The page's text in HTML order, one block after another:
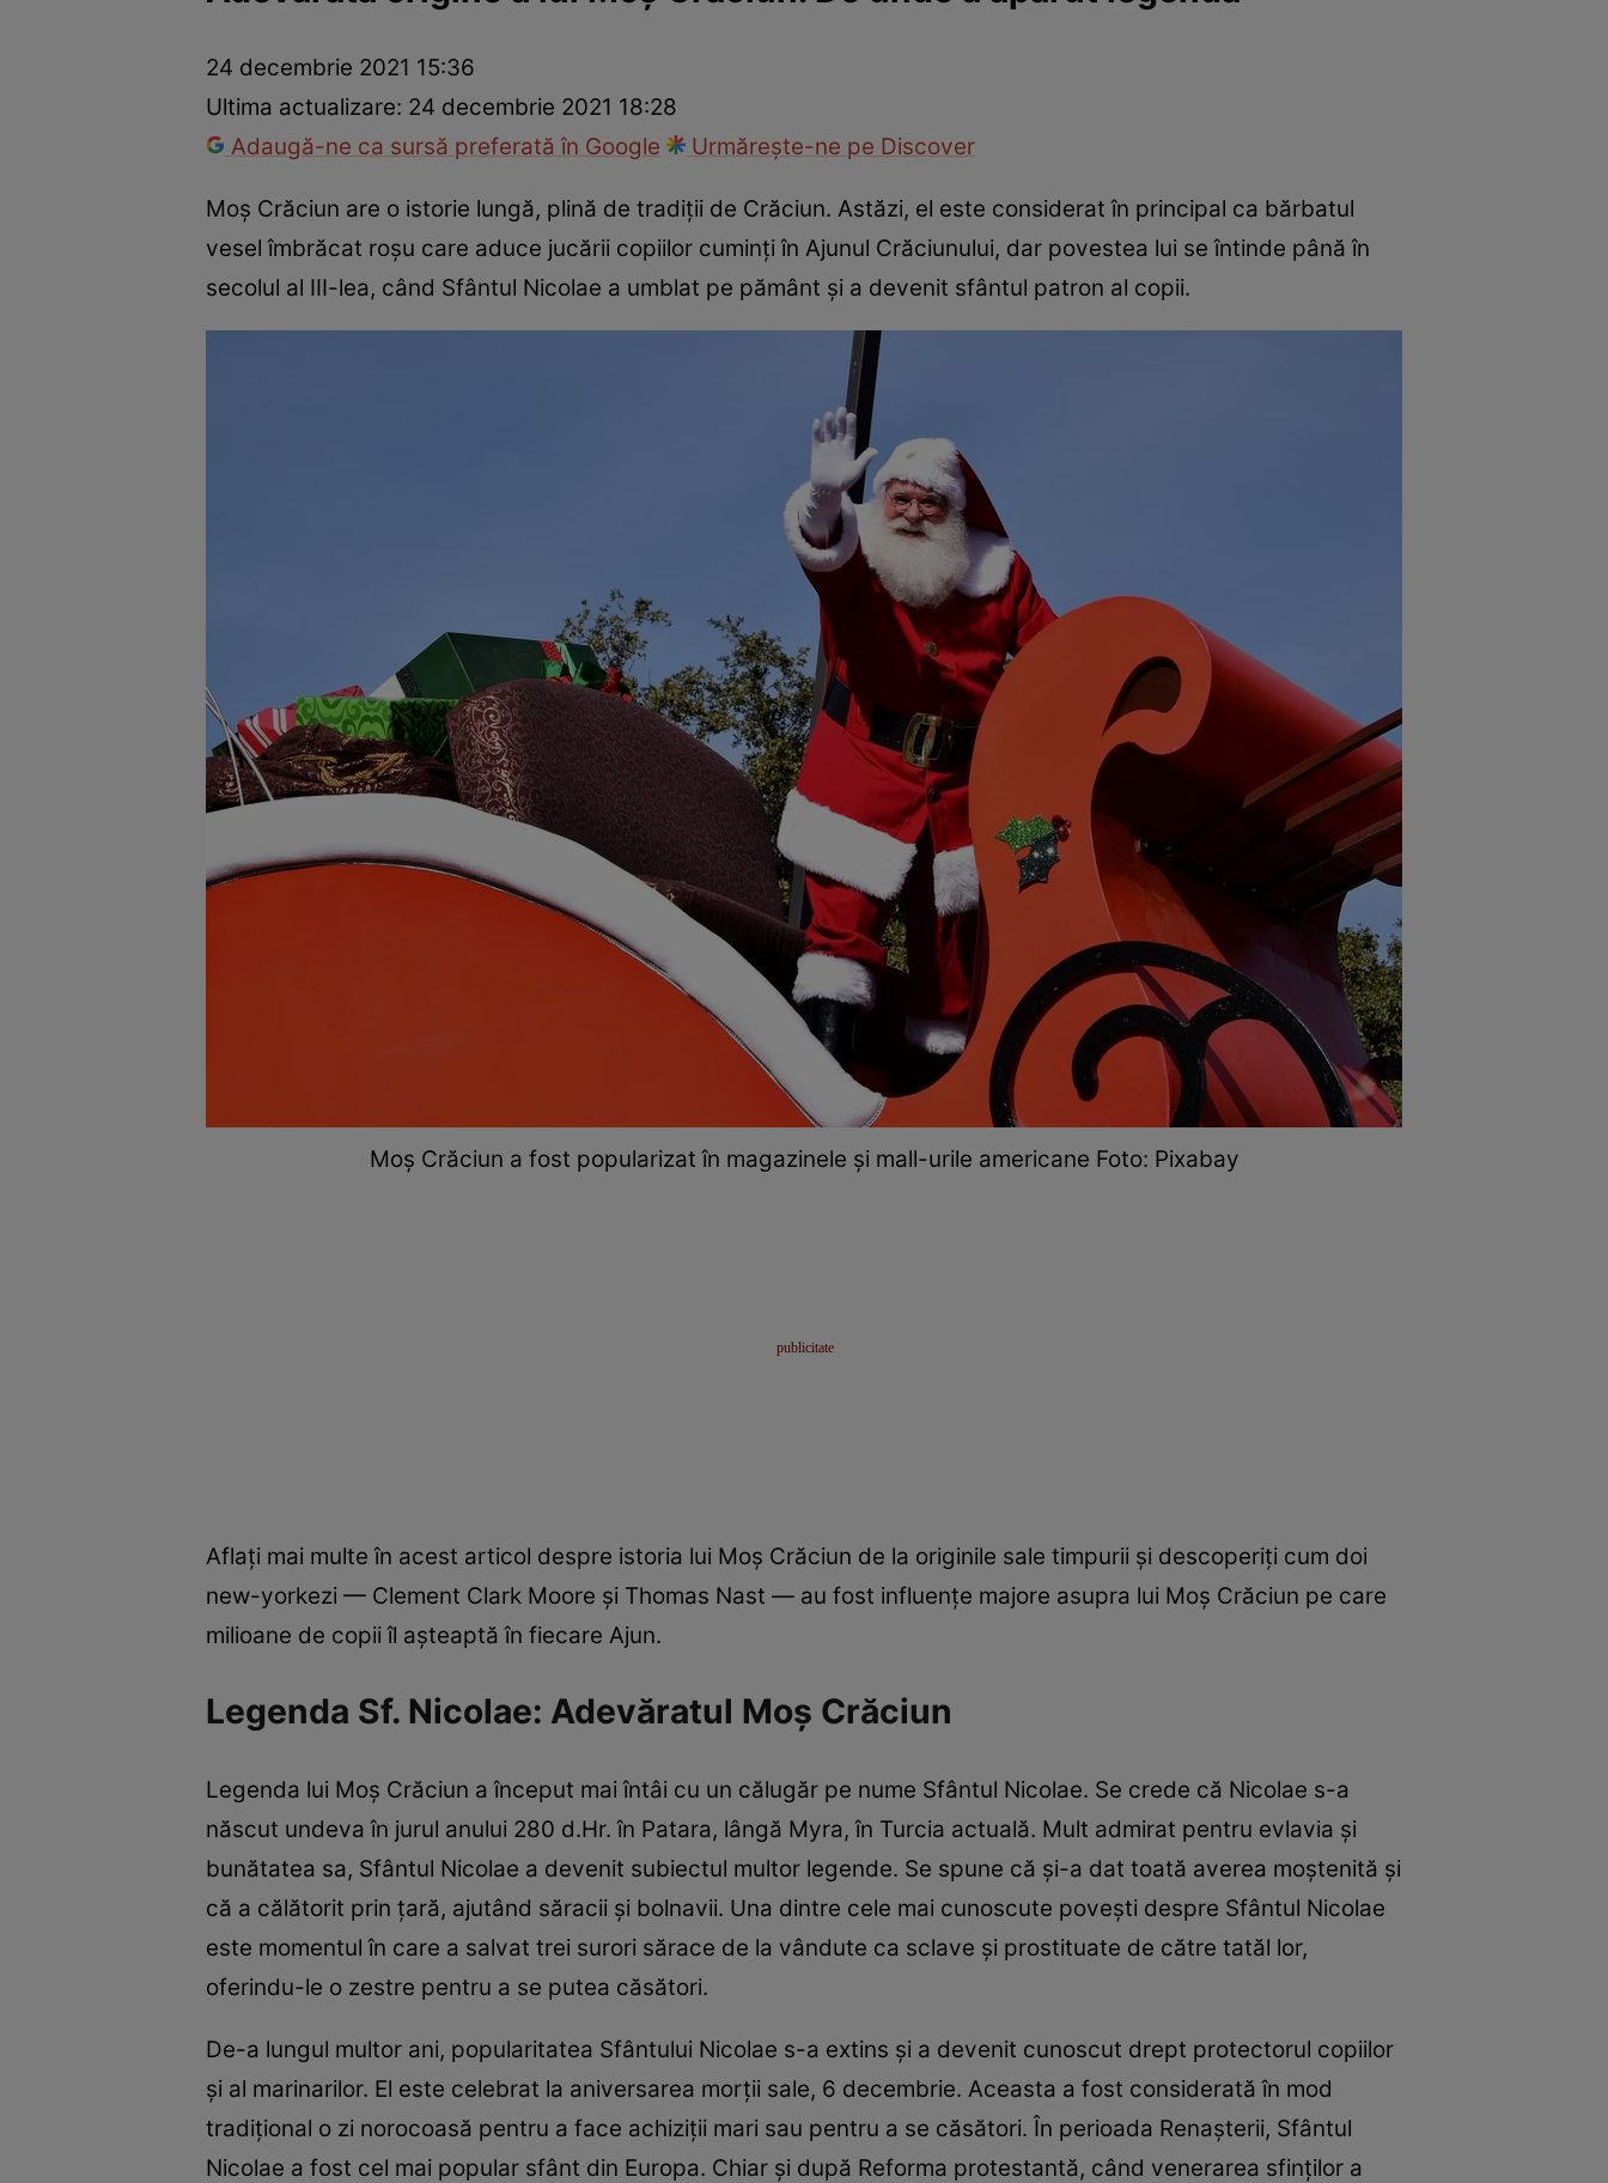
InternaționalFapt diversTehnologie
24 decembrie 2021 15:36
Ultima actualizare: 24 decembrie 2021 18:28
Adaugă-ne ca sursă preferată în Google
Urmărește-ne pe Discover
Moș Crăciun are o istorie lungă, plină de tradiții de Crăciun. Astăzi, el este considerat în principal ca bărbatul
vesel îmbrăcat roșu care aduce jucării copiilor cuminți în Ajunul Crăciunului, dar povestea lui se întinde până în
secolul al III-lea, când Sfântul Nicolae a umblat pe pământ și a devenit sfântul patron al copii.
Moș Crăciun a fost popularizat în magazinele și mall-urile americane Foto: Pixabay
Aflați mai multe în acest articol despre istoria lui Moș Crăciun de la originile sale timpurii și descoperiți cum doi
new-yorkezi — Clement Clark Moore și Thomas Nast — au fost influențe majore asupra lui Moș Crăciun pe care
milioane de copii îl așteaptă în fiecare Ajun.
Legenda Sf. Nicolae: Adevăratul Moș Crăciun
Legenda lui Moș Crăciun a început mai întâi cu un călugăr pe nume Sfântul Nicolae. Se crede că Nicolae s-a
născut undeva în jurul anului 280 d.Hr. în Patara, lângă Myra, în Turcia actuală. Mult admirat pentru evlavia și
bunătatea sa, Sfântul Nicolae a devenit subiectul multor legende. Se spune că și-a dat toată averea moștenită și
că a călătorit prin țară, ajutând săracii și bolnavii. Una dintre cele mai cunoscute povești despre Sfântul Nicolae
este momentul în care a salvat trei surori sărace de la vândute ca sclave și prostituate de către tatăl lor,
oferindu-le o zestre pentru a se putea căsători.
De-a lungul multor ani, popularitatea Sfântului Nicolae s-a extins și a devenit cunoscut drept protectorul copiilor
și al marinarilor. El este celebrat la aniversarea morții sale, 6 decembrie. Aceasta a fost considerată în mod
tradițional o zi norocoasă pentru a face achiziții mari sau pentru a se căsători. În perioada Renașterii, Sfântul
Nicolae a fost cel mai popular sfânt din Europa. Chiar și după Reforma protestantă, când venerarea sfinților a